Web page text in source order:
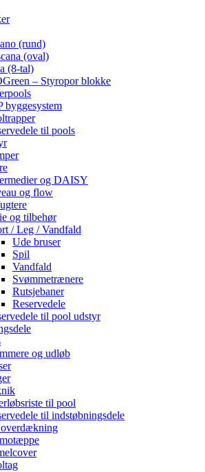
(rund)
(oval)
(8-tal)
– Styropor blokke
byggesystem
til pools
og DAISY
og flow
og tilbehør
/ Leg / Vandfald
Ude bruser
Spil
Vandfald
Svømmetrænere
Rutsjebaner
Reservedele
til pool udstyr
og udløb
til pool
til indstøbningsdele